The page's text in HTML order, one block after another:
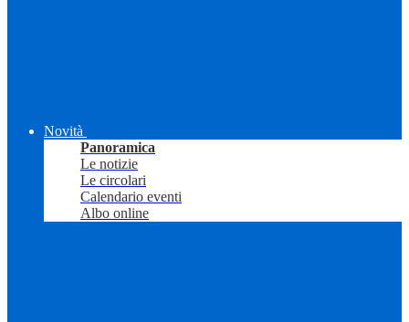
Novità
Panoramica
Le notizie
Le circolari
Calendario eventi
Albo online